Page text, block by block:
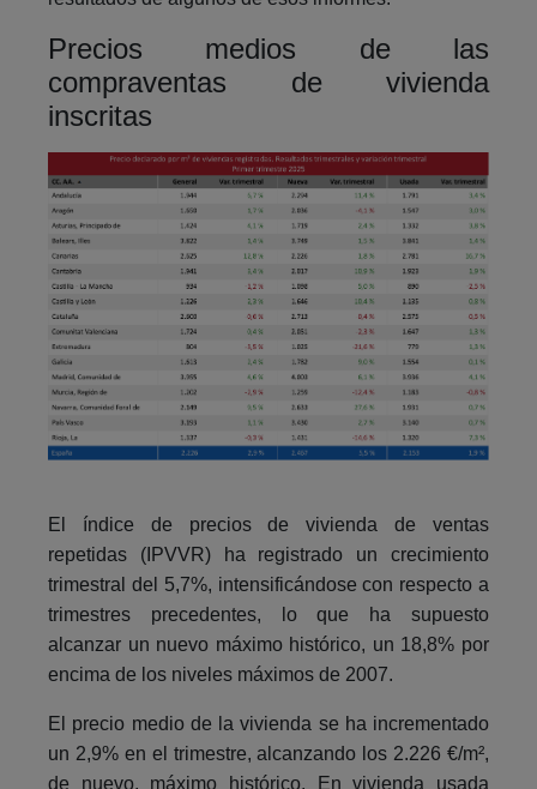
Precios medios de las
compraventas de vivienda
inscritas
El índice de precios de vivienda de ventas
repetidas (IPVVR) ha registrado un crecimiento
trimestral del 5,7%, intensificándose con respecto a
trimestres precedentes, lo que ha supuesto
alcanzar un nuevo máximo histórico, un 18,8% por
encima de los niveles máximos de 2007.
El precio medio de la vivienda se ha incrementado
un 2,9% en el trimestre, alcanzando los 2.226 €/m²,
de nuevo, máximo histórico. En vivienda usada